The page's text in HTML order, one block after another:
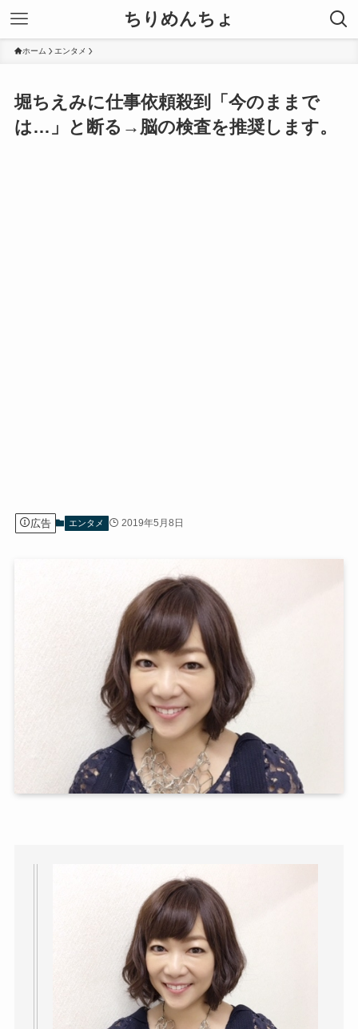
ちりめんちょ
ホーム エンタメ
堀ちえみに仕事依頼殺到「今のままで
は…」と断る→脳の検査を推奨します。
広告 エンタメ 2019年5月8日